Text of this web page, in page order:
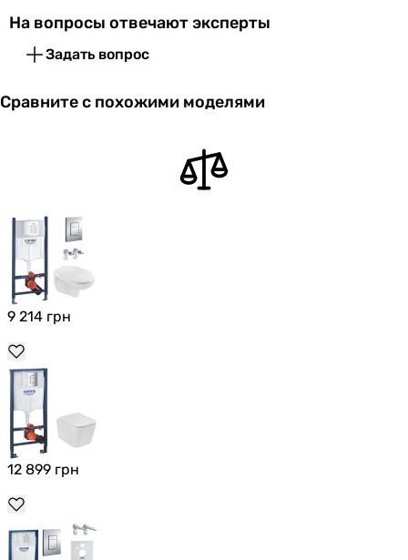
На вопросы отвечают эксперты
Задать вопрос
Сравните с похожими моделями
9 214 грн
12 899 грн